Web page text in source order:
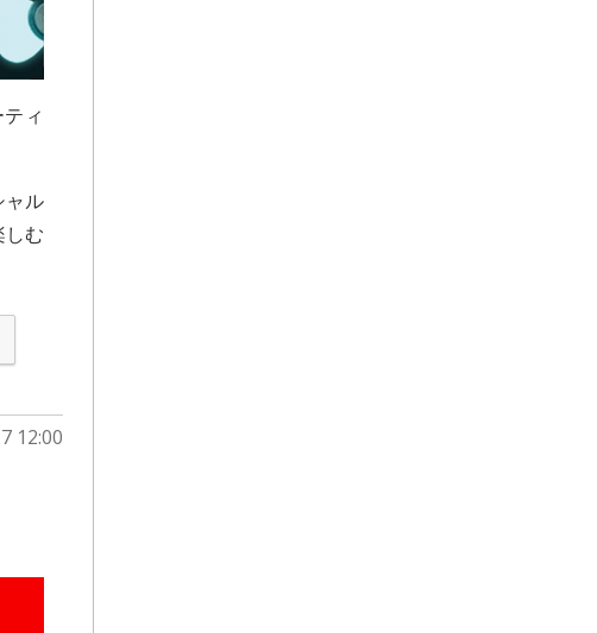
ィ
ャル
む
12:00